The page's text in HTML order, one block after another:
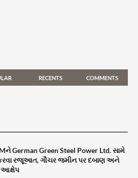
RECENTS COMMENTS
German Green Steel Power Ltd. સામે
કરવા રજૂઆત, ગૌચર જમીન પર દબાણ અને
આક્ષેપ